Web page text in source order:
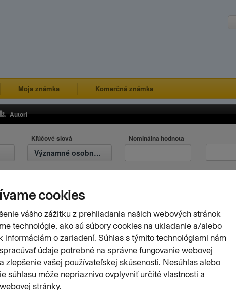
Moja známka Komerčná známka
Autori
Kľúčové slová
Významné osobnosti
Nominálna hodnota